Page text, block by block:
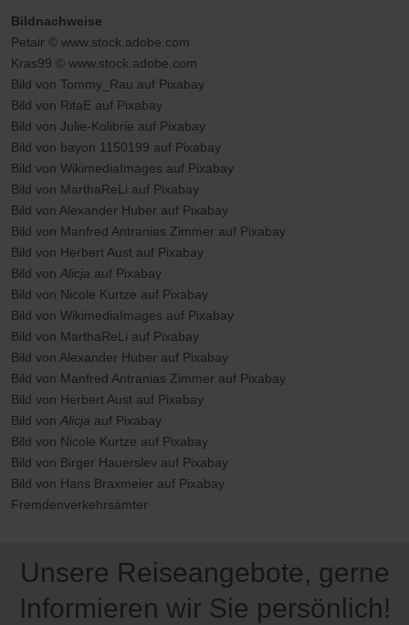
Bildnachweise
Petair © www.stock.adobe.com
Kras99 © www.stock.adobe.com
Bild von Tommy_Rau auf Pixabay
Bild von RitaE auf Pixabay
Bild von Julie-Kolibrie auf Pixabay
Bild von bayon 1150199 auf Pixabay
Bild von WikimediaImages auf Pixabay
Bild von MarthaReLi auf Pixabay
Bild von Alexander Huber auf Pixabay
Bild von Manfred Antranias Zimmer auf Pixabay
Bild von Herbert Aust auf Pixabay
Bild von Alicja auf Pixabay
Bild von Nicole Kurtze auf Pixabay
Bild von WikimediaImages auf Pixabay
Bild von MarthaReLi auf Pixabay
Bild von Alexander Huber auf Pixabay
Bild von Manfred Antranias Zimmer auf Pixabay
Bild von Herbert Aust auf Pixabay
Bild von Alicja auf Pixabay
Bild von Nicole Kurtze auf Pixabay
Bild von Birger Hauerslev auf Pixabay
Bild von Hans Braxmeier auf Pixabay
Fremdenverkehrsämter
Unsere Reiseangebote, gerne
Informieren wir Sie persönlich!